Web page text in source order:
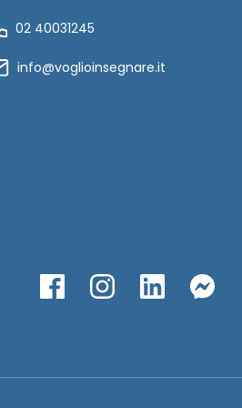
02 40031245
info@voglioinsegnare.it